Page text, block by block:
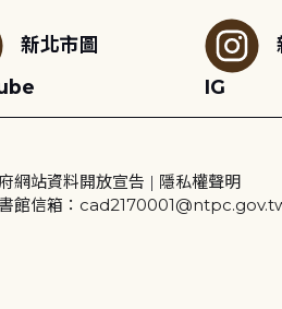
新北市圖
IG
網站資料開放宣告 | 隱私權聲明
館信箱：